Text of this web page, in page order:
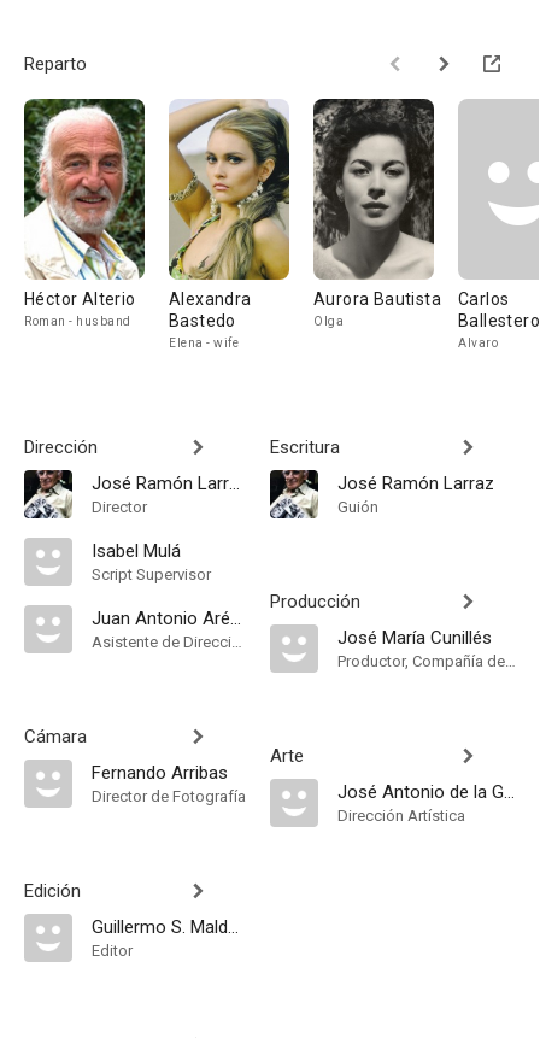
Reparto
Héctor Alterio
Roman - husband
Alexandra
Bastedo
Elena - wife
Aurora Bautista
Olga
Carlos
Alvaro
Dirección
José Ramón Larraz
Director
Isabel Mulá
Script Supervisor
Juan Antonio Arévalo
Asistente de Dirección
Cámara
Fernando Arribas
Director de Fotografía
Edición
Guillermo S. Maldonado
Editor
Escritura
José Ramón Larraz
Guión
Producción
José María Cunillés
Productor, Compañía de Produccion
Arte
José Antonio de la Guerra
Dirección Artística